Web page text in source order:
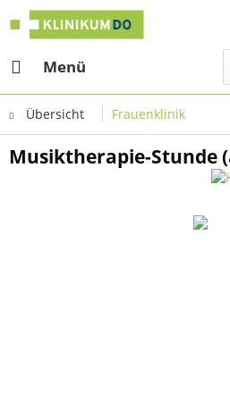
Menü
Übersicht Frauenklinik
Musiktherapie-Stunde